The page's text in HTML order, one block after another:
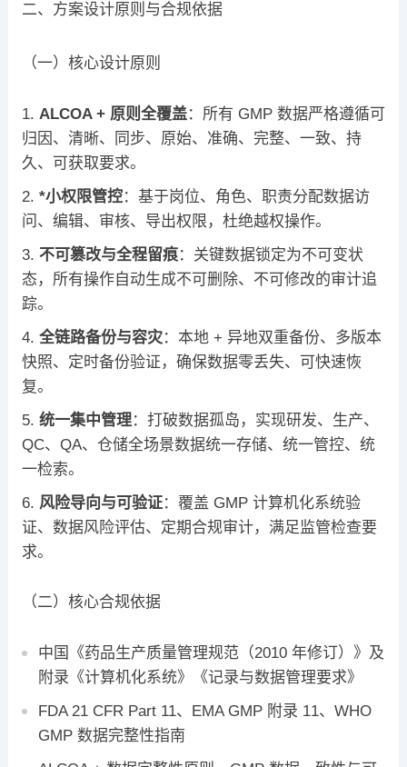
二、方案设计原则与合规依据
（一）核心设计原则
ALCOA + 原则全覆盖：所有 GMP 数据严格遵循可
归因、清晰、同步、原始、准确、完整、一致、持
久、可获取要求。
*小权限管控：基于岗位、角色、职责分配数据访
问、编辑、审核、导出权限，杜绝越权操作。
不可篡改与全程留痕：关键数据锁定为不可变状
态，所有操作自动生成不可删除、不可修改的审计追
踪。
全链路备份与容灾：本地 + 异地双重备份、多版本
快照、定时备份验证，确保数据零丢失、可快速恢
复。
统一集中管理：打破数据孤岛，实现研发、生产、
QC、QA、仓储全场景数据统一存储、统一管控、统
一检索。
风险导向与可验证：覆盖 GMP 计算机化系统验
证、数据风险评估、定期合规审计，满足监管检查要
求。
（二）核心合规依据
中国《药品生产质量管理规范（2010 年修订）》及
附录《计算机化系统》《记录与数据管理要求》
FDA 21 CFR Part 11、EMA GMP 附录 11、WHO
GMP 数据完整性指南